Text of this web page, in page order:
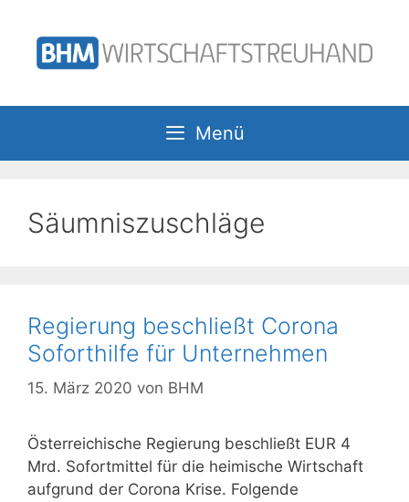
Inhalt
springen
Menü
Säumniszuschläge
Regierung beschließt Corona
Soforthilfe für Unternehmen
15. März 2020 von BHM
Österreichische Regierung beschließt EUR 4
Mrd. Sofortmittel für die heimische Wirtschaft
aufgrund der Corona Krise. Folgende